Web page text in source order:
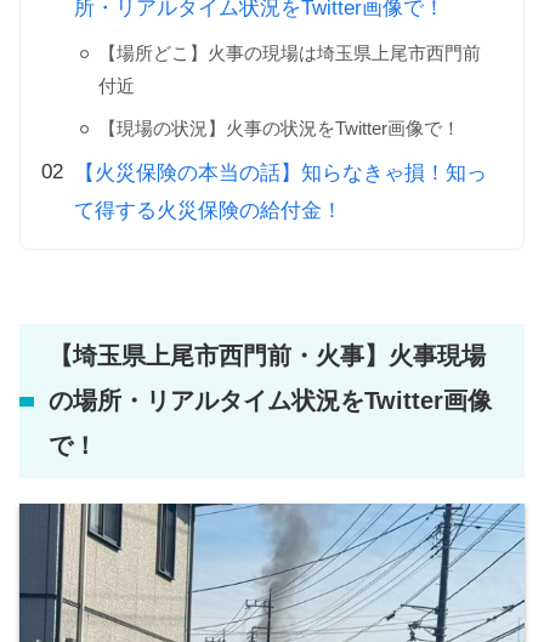
所・リアルタイム状況をTwitter画像で！
【場所どこ】火事の現場は埼玉県上尾市西門前
付近
【現場の状況】火事の状況をTwitter画像で！
【火災保険の本当の話】知らなきゃ損！知っ
て得する火災保険の給付金！
【埼玉県上尾市西門前・火事】火事現場
の場所・リアルタイム状況をTwitter画像
で！